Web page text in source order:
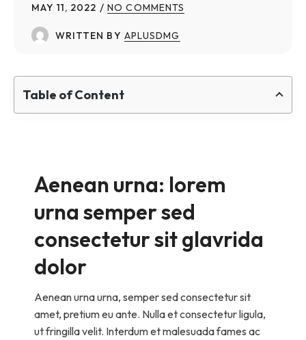
MAY 11, 2022 NO COMMENTS
WRITTEN BY APLUSDMG
Table of Content
Aenean urna: lorem
urna semper sed
consectetur sit glavrida
dolor
Aenean urna urna, semper sed consectetur sit
amet, pretium eu ante. Nulla et consectetur ligula,
ut fringilla velit. Interdum et malesuada fames ac